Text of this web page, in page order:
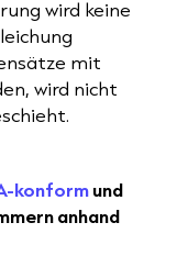
wird keine
mit
wird nicht
konformund
anhand